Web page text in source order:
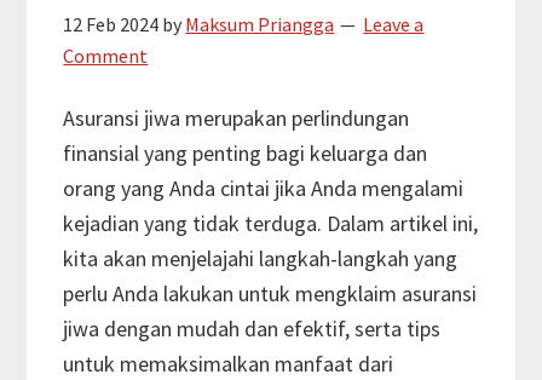
12 Feb 2024 by Maksum Priangga
Leave a
Comment
Asuransi jiwa merupakan perlindungan
finansial yang penting bagi keluarga dan
orang yang Anda cintai jika Anda mengalami
kejadian yang tidak terduga. Dalam artikel ini,
kita akan menjelajahi langkah-langkah yang
perlu Anda lakukan untuk mengklaim asuransi
jiwa dengan mudah dan efektif, serta tips
untuk memaksimalkan manfaat dari